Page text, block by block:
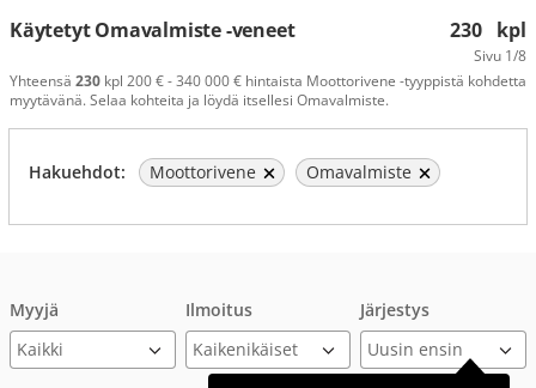
230 kpl
Sivu 1/8
Käytetyt Omavalmiste -veneet
Yhteensä 230 kpl 200 € - 340 000 € hintaista Moottorivene -tyyppistä kohdetta
myytävänä. Selaa kohteita ja löydä itsellesi Omavalmiste.
Hakuehdot: Moottorivene Omavalmiste
Myyjä Ilmoitus Järjestys